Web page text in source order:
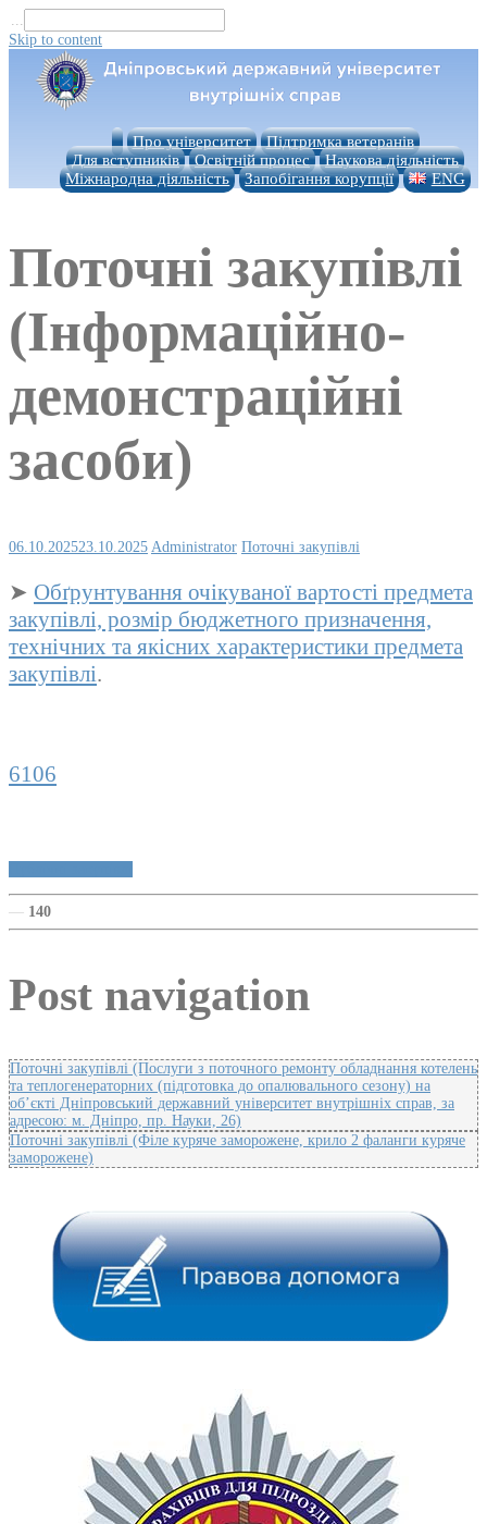
...
Skip to content
Про університет
Підтримка ветеранів
Для вступників
Освітній процес
Наукова діяльність
Міжнародна діяльність
Запобігання корупції ENG
Поточні закупівлі
(Інформаційно-
демонстраційні
засоби)
06.10.202523.10.2025 Administrator Поточні закупівлі
➤ Обґрунтування очікуваної вартості предмета
закупівлі, розмір бюджетного призначення,
технічних та якісних характеристики предмета
закупівлі.
6106
— 140
Post navigation
Поточні закупівлі (Послуги з поточного ремонту обладнання котелень
та теплогенераторних (підготовка до опалювального сезону) на
об’єкті Дніпровський державний університет внутрішніх справ, за
адресою: м. Дніпро, пр. Науки, 26)
Поточні закупівлі (Філе куряче заморожене, крило 2 фаланги куряче
заморожене)